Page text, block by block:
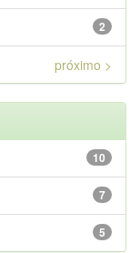
2
próximo >
10
7
5